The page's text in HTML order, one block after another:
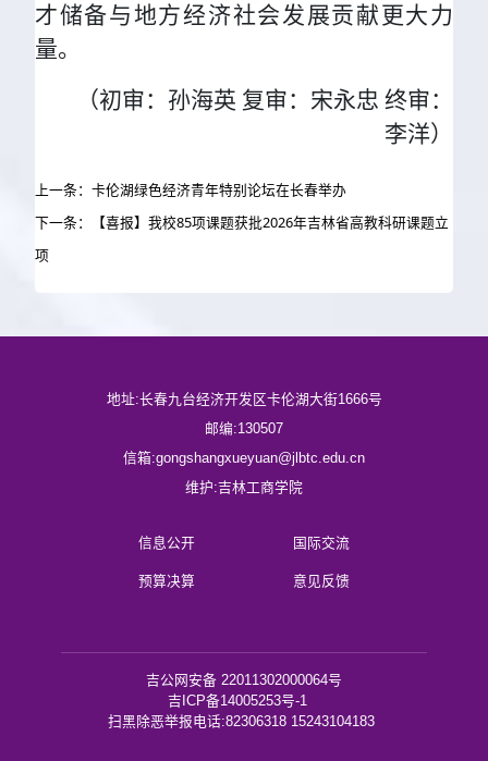
才储备与地方经济社会发展贡献更大力
量。
（初审：孙海英 复审：宋永忠 终审：
李洋）
上一条：卡伦湖绿色经济青年特别论坛在长春举办
下一条：【喜报】我校85项课题获批2026年吉林省高教科研课题立
项
地址:长春九台经济开发区卡伦湖大街1666号
邮编:130507
信箱:gongshangxueyuan@jlbtc.edu.cn
维护:吉林工商学院
信息公开 国际交流
预算决算 意见反馈
吉公网安备 22011302000064号
吉ICP备14005253号-1
扫黑除恶举报电话:82306318 15243104183